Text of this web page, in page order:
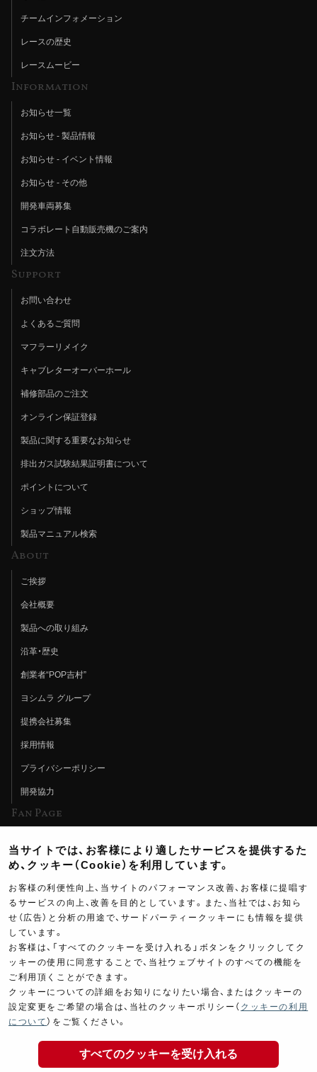
2,200(税込￥2,420)
チームインフォメーション
レースの歴史
レースムービー
Information
お知らせ一覧
お知らせ - 製品情報
お知らせ - イベント情報
お知らせ - その他
開発車両募集
コラボレート自動販売機のご案内
注文方法
Support
お問い合わせ
よくあるご質問
マフラーリメイク
キャブレターオーバーホール
補修部品のご注文
オンライン保証登録
製品に関する重要なお知らせ
排出ガス試験結果証明書について
ポイントについて
ショップ情報
製品マニュアル検索
About
ご挨拶
会社概要
製品への取り組み
沿革・歴史
創業者“POP吉村”
ヨシムラ グループ
提携会社募集
採用情報
プライバシーポリシー
開発協力
Fan Page
ヨシムラTV
イベント情報
イベントスケジュール
ツーリングブレイクタイム
製品ポスター
Copyright ©YOSHIMURA JAPAN Co,Ltd. All Rights
当サイトでは、お客様により適したサービスを提供するた
め、クッキー（Cookie）を利用しています。
お客様の利便性向上、当サイトのパフォーマンス改善、お客様に提唱す
るサービスの向上、改善を目的としています。また、当社では、お知ら
せ（広告）と分析の用途で、サードパーティークッキーにも情報を提供
しています。
お客様は、「すべてのクッキーを受け入れる」ボタンをクリックしてク
ッキーの使用に同意することで、当社ウェブサイトのすべての機能を
ご利用頂くことができます。
クッキーについての詳細をお知りになりたい場合、またはクッキーの
設定変更をご希望の場合は、当社のクッキーポリシー（ クッキーの利用
について ）をご覧ください。
すべてのクッキーを受け入れる